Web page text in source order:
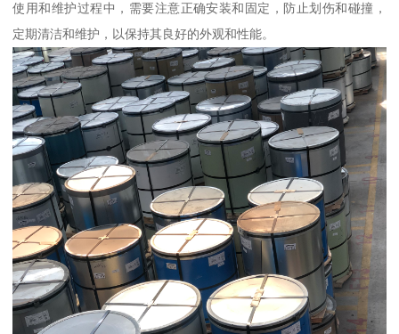
使用和维护过程中，需要注意正确安装和固定，防止划伤和碰撞，
定期清洁和维护，以保持其良好的外观和性能。